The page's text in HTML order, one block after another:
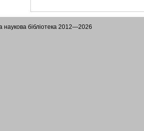
наукова бібліотека 2012—2026